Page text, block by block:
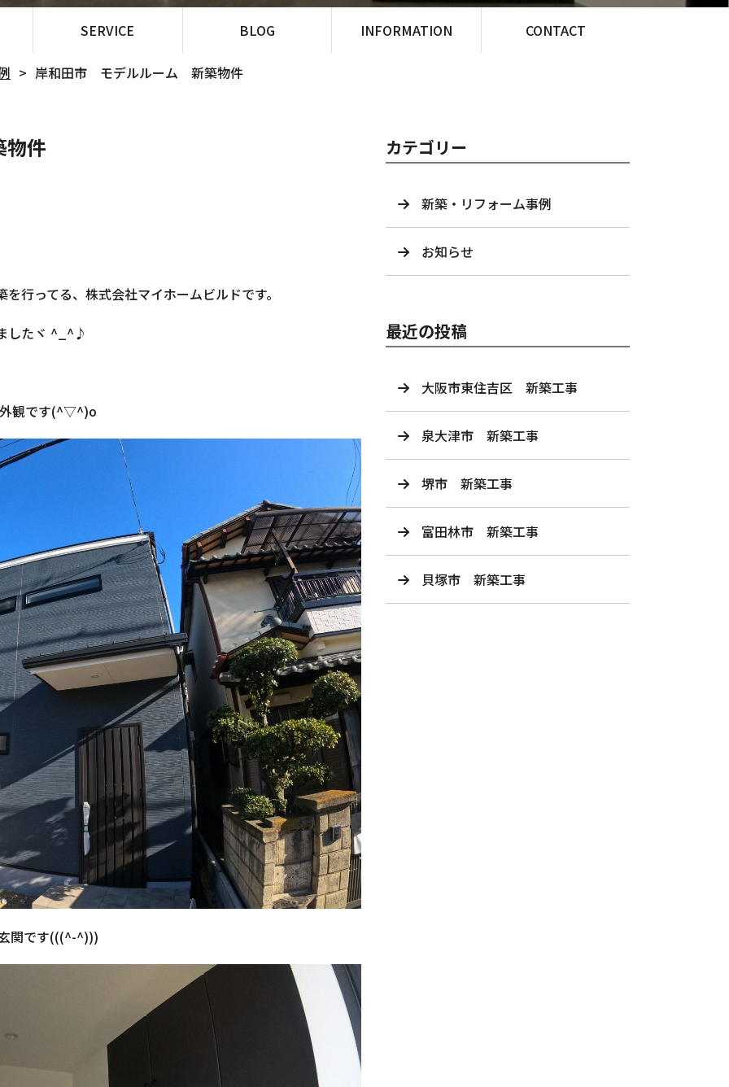
SERVICE BLOG INFORMATION CONTACT
岸和田市 モデルルーム 新築物件
件
行ってる、株式会社マイホームビルドです。
したヾ ^_^♪
外観です(^▽^)o
関です(((^-^)))
カテゴリー
新築・リフォーム事例
お知らせ
最近の投稿
大阪市東住吉区 新築工事
泉大津市 新築工事
堺市 新築工事
富田林市 新築工事
貝塚市 新築工事